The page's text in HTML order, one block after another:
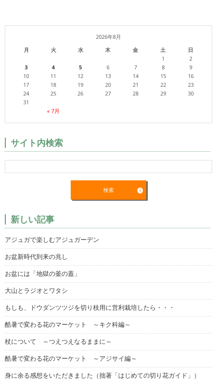
2026年8月
月
火 水 木 金 土 日
« 7月
1
2
3
4 5 6 7 8
9
10
11 12 13 14 15
16
17
18 19 20 21 22
23
24
25 26 27 28 29
30
31
サイト内検索
新しい記事
アジュガで楽しむアジュガーデン
お盆新時代到来の兆し
お盆には「地獄の釜の蓋」
大山とラジオとワタシ
もしも、ドウダンツツジを切り枝用に営利栽培したら・・・
酷暑で変わる花のマーケット ～キク科編～
杖について ～つえつえなるままに～
酷暑で変わる花のマーケット ～アジサイ編～
身に余る感想をいただきました（拙著「はじめての切り花ガイド」）